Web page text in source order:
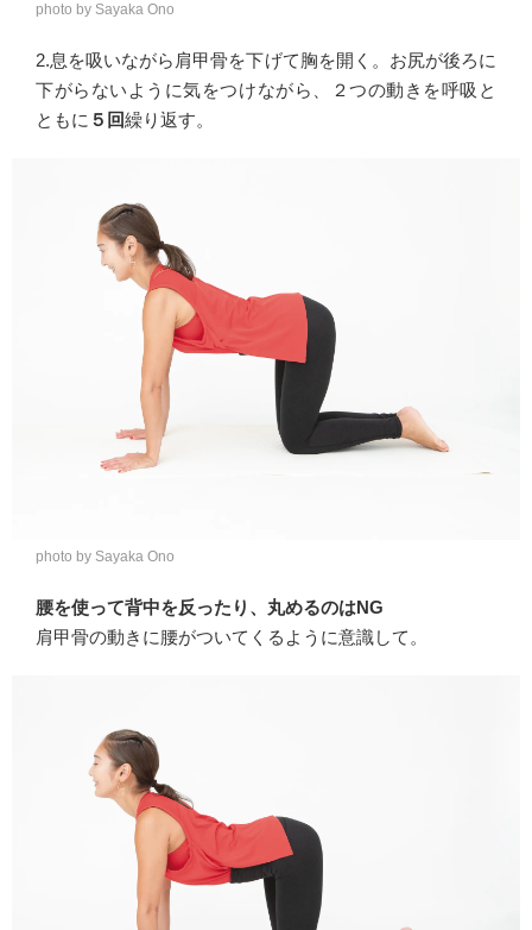
photo by Sayaka Ono
2.息を吸いながら肩甲骨を下げて胸を開く。お尻が後ろに
下がらないように気をつけながら、２つの動きを呼吸と
ともに ５回繰り返す。
photo by Sayaka Ono
腰を使って背中を反ったり、丸めるのはNG
肩甲骨の動きに腰がついてくるように意識して。